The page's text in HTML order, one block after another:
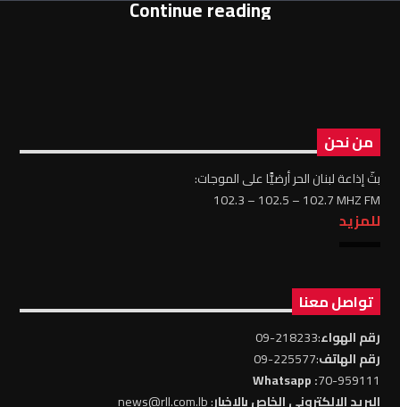
Continue reading
من نحن
بثّ إذاعة لبنان الحر أرضيًّا على الموجات:
102.3 – 102.5 – 102.7 MHZ FM
للمزيد
تواصل معنا
رقم الهواء:218233-09
رقم الهاتف:225577-09
70-959111
: Whatsapp
البريد الالكتروني الخاص بالاخبار: news@rll.com.lb